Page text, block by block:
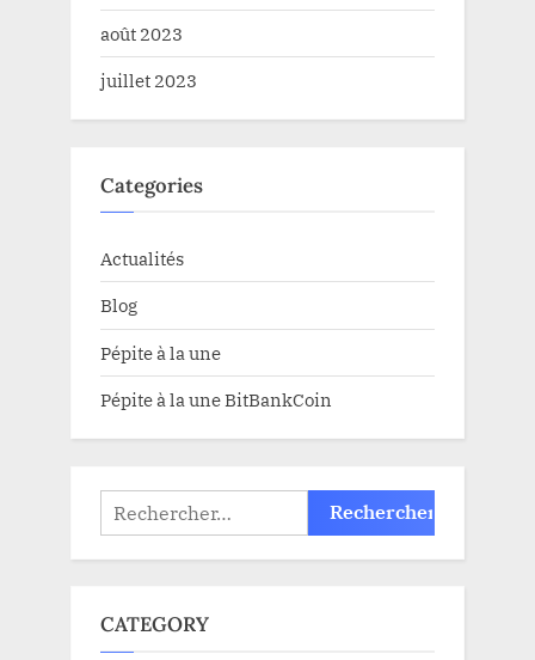
août 2023
juillet 2023
Categories
Actualités
Blog
Pépite à la une
Pépite à la une BitBankCoin
Rechercher :
CATEGORY